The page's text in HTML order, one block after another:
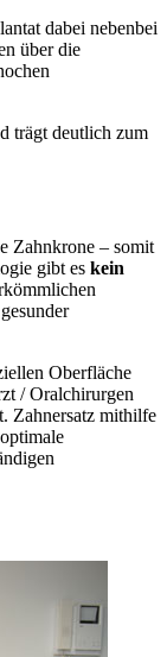
dabei nebenbei
über die
trägt deutlich zum
Zahnkrone – somit
gibt es kein
Oberfläche
/ Oralchirurgen
Zahnersatz mithilfe